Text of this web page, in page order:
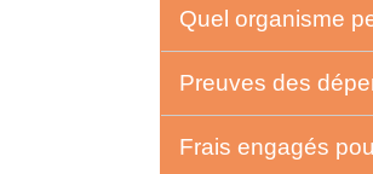
Quel organisme
Preuves des
Frais engagés